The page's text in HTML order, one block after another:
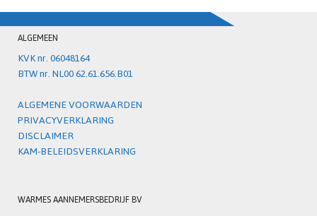
ALGEMEEN
KVK nr. 06048164
BTW nr. NL00 62.61.656.B01
ALGEMENE VOORWAARDEN
PRIVACYVERKLARING
DISCLAIMER
KAM-BELEIDSVERKLARING
WARMES AANNEMERSBEDRIJF BV